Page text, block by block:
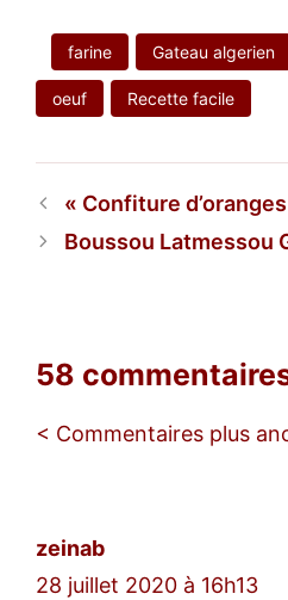
farine Gateau algerien
oeuf Recette facile
Confiture
Boussou Latmessou
58
Navigation
< Commentaires plus
zeinab
28 juillet 2020 à 16h13